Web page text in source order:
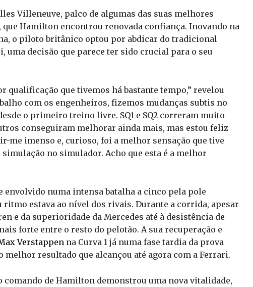
Villeneuve, palco de algumas das suas melhores
Hamilton encontrou renovada confiança. Inovando na
o piloto britânico optou por abdicar do tradicional
decisão que parece ter sido crucial para o seu
qualificação que tivemos há bastante tempo,” revelou
com os engenheiros, fizemos mudanças subtis no
o primeiro treino livre. SQ1 e SQ2 correram muito
conseguiram melhorar ainda mais, mas estou feliz
me imenso e, curioso, foi a melhor sensação que tive
no simulador. Acho que esta é a melhor
envolvido numa intensa batalha a cinco pela pole
estava ao nível dos rivais. Durante a corrida, apesar
e da superioridade da Mercedes até à desistência de
forte entre o resto do pelotão. A sua recuperação e
Verstappen na Curva 1 já numa fase tardia da prova
melhor resultado que alcançou até agora com a Ferrari.
comando de Hamilton demonstrou uma nova vitalidade,